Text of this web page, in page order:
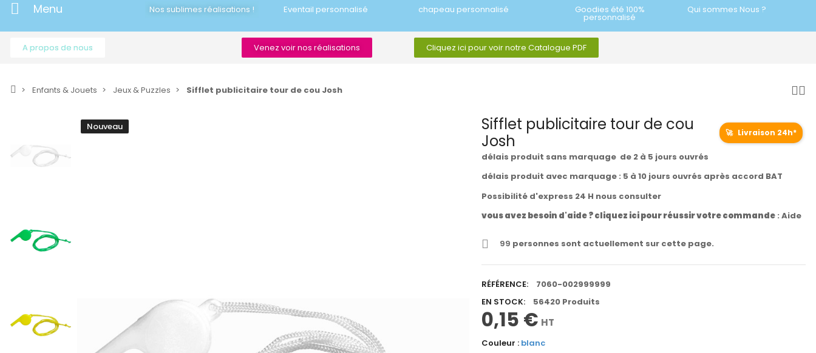
Menu Nos sublimes réalisations ! Eventail personnalisé chapeau personnalisé Goodies été 100%
personnalisé
Qui sommes Nous ?
A propos de nous Venez voir nos réalisations Cliquez ici pour voir notre Catalogue PDF
Enfants & Jouets Jeux & Puzzles Sifflet publicitaire tour de cou Josh
Nouveau
Sifflet publicitaire tour de cou
Josh
🚀 Livraison 24h*
délais produit sans marquage de 2 à 5 jours ouvrés
délais produit avec marquage : 5 à 10 jours ouvrés après accord BAT
Possibilité d'express 24 H nous consulter
vous avez besoin d'aide ? cliquez ici pour réussir votre commande: Aide
99 personnes sont actuellement sur cette page.
RÉFÉRENCE:
7060-002999999
EN STOCK:
56420 Produits
0,15 € HT
Couleur : blanc